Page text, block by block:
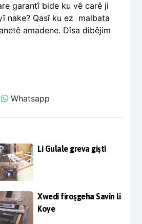
garantî bide ku vê carê ji
nake? Qasî ku ez malbata
amadene. Dîsa dibêjim
Whatsapp
Li Gulale greva giştî
Xwedî firoşgeha Savîn li
Koye